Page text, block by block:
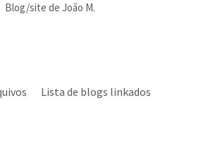
Blog/site de João M.
Lista de blogs linkados